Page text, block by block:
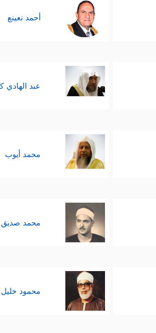
أحمد نعينع
عبد الهادي
محمد أيوب
محمد صديق
محمود